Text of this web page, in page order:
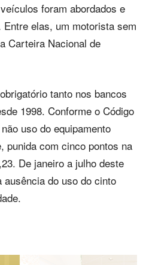
foram abordados e
elas, um motorista sem
Carteira Nacional de
tanto nos bancos
1998. Conforme o Código
uso do equipamento
punida com cinco pontos na
De janeiro a julho deste
ausência do uso do cinto